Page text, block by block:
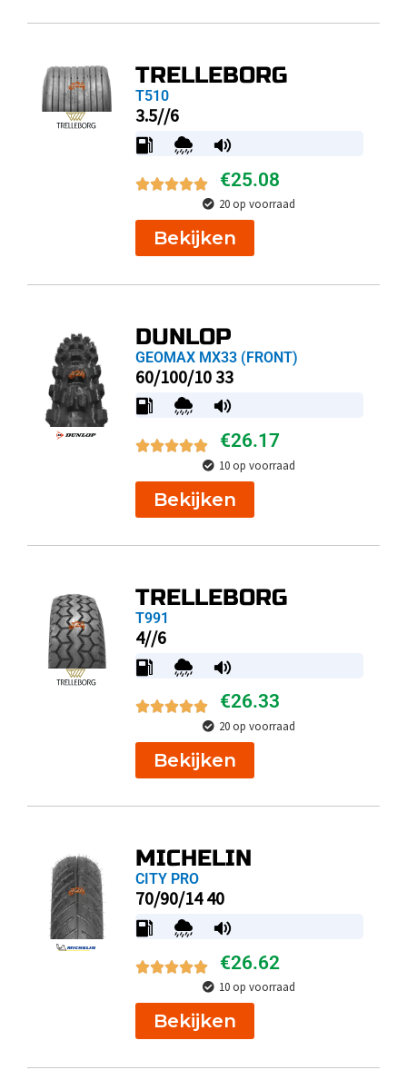
TRELLEBORG
T510
3.5//6
€25.08
20 op voorraad
Bekijken
DUNLOP
GEOMAX MX33 (FRONT)
60/100/10 33
€26.17
10 op voorraad
Bekijken
TRELLEBORG
T991
4//6
€26.33
20 op voorraad
Bekijken
MICHELIN
CITY PRO
70/90/14 40
€26.62
10 op voorraad
Bekijken